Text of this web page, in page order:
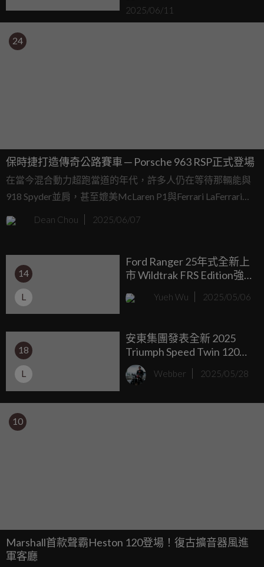
2025/06/11
24
保時捷打造傳奇公路賽車 ─ Porsche 963 RSP正式登場
在當今混合動力超跑當道的年代，許多人仍在等待那輛能與
918 Spyder並肩，甚至媲美McLaren P1與Ferrari LaFerrari的
精神接班人。但保時捷卻選擇走上另一條路──打造一輛來自
賽道、卻能合法上路的真正LMDh原型賽車，並且，全世界僅
Dean Chou 2025/06/07
14
L
Ford Ranger 25年式全新上
市 Wildtrak FRS Edition強
Yueh Wu 2025/05/06
18
L
安東集團發表全新 2025
Triumph Speed Twin 1200 /
RS 英倫經典再進化，RS 版
本性能全面升級，定義現
Webber 2025/05/28
10
Marshall首款聲霸Heston 120登場！復古擴音器風進
軍客廳